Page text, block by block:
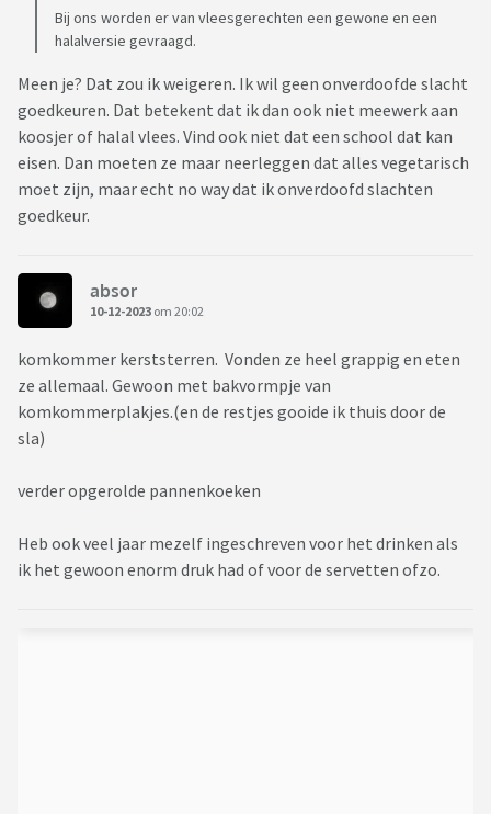
Bij ons worden er van vleesgerechten een gewone en een
halalversie gevraagd.
Meen je? Dat zou ik weigeren. Ik wil geen onverdoofde slacht
goedkeuren. Dat betekent dat ik dan ook niet meewerk aan
koosjer of halal vlees. Vind ook niet dat een school dat kan
eisen. Dan moeten ze maar neerleggen dat alles vegetarisch
moet zijn, maar echt no way dat ik onverdoofd slachten
goedkeur.
absor
10-12-2023 om 20:02
komkommer kerststerren. Vonden ze heel grappig en eten
ze allemaal. Gewoon met bakvormpje van
komkommerplakjes.(en de restjes gooide ik thuis door de
sla)
verder opgerolde pannenkoeken
Heb ook veel jaar mezelf ingeschreven voor het drinken als
ik het gewoon enorm druk had of voor de servetten ofzo.